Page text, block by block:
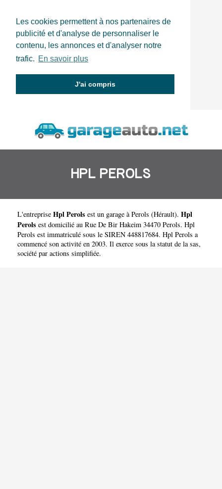
Les cookies permettent à nos partenaires de
publicité et d'analyse de personnaliser le
contenu, les annonces et d'analyser notre
trafic. En savoir plus
J'ai compris
HPL PEROLS
L'entreprise Hpl Perols est un garage à Perols (Hérault). Hpl
Perols est domicilié au Rue De Bir Hakeim 34470 Perols. Hpl
Perols est immatriculé sous le SIREN 448817684. Hpl Perols a
commencé son activité en 2003. Il exerce sous la statut de la sas,
société par actions simplifiée.